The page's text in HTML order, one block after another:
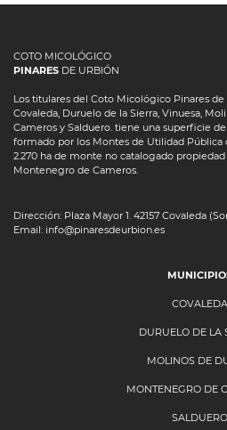
COTO MICOLÓGICO
PINARES DE URBIÓN
Los titulares del Coto Micológico Pinares
Covaleda, Duruelo de la Sierra, Vinuesa,
Cameros y Salduero. tiene una superficie
formado por los Montes de Utilidad Pública
2.270 ha de monte no catalogado
Montenegro de Cameros.
Dirección: Plaza Mayor 1. 42157 Covaleda
Email: info@pinaresdeurbion.es
COVALEDA
DURUELO DE LA
MOLINOS DE
MONTENEGRO DE
SALDUERO